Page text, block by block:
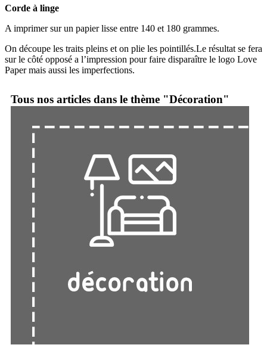
Corde à linge
A imprimer sur un papier lisse entre 140 et 180 grammes.
On découpe les traits pleins et on plie les pointillés.Le résultat se fera
sur le côté opposé a l’impression pour faire disparaître le logo Love
Paper mais aussi les imperfections.
Tous nos articles dans le thème "Décoration"